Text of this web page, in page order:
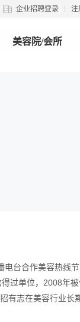
企业招聘登录 注
美容院/会所
电台合作美容热线节
过单位，2008年
有志在美容行业长